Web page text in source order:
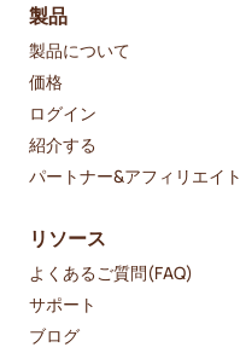
製品
製品について
価格
ログイン
紹介する
パートナー&アフィリエイト
リソース
よくあるご質問(FAQ)
サポート
ブログ